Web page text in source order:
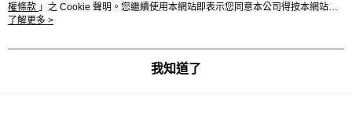
權條款 」之 Cookie 聲明。您繼續使用本網站即表示您同意本公司得按本網站使
用條款之 Cookie 聲明使用 cookie。
了解更多 >
我知道了